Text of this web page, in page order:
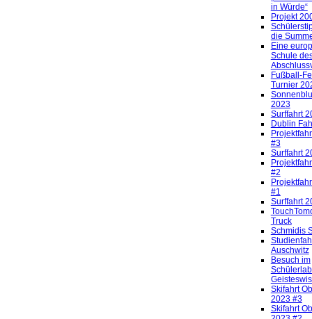
in Würde“
Projekt
die
Eine
Schule
Fußball-
Turnier
2023
Surffahrt
Dublin
#3
Surffahrt
#2
#1
Surffahrt
Truck
Schmidis
Auschwitz
Besuch im
Skifahrt
2023 #3
Skifahrt